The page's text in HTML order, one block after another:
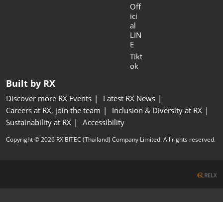
Off
ici
al
LIN
E
Tikt
ok
Built by RX
Discover more RX Events
Latest RX News
Careers at RX, join the team
Inclusion & Diversity at RX
Sustainability at RX
Accessibility
Copyright © 2026 RX BITEC (Thailand) Company Limited. All rights reserved.